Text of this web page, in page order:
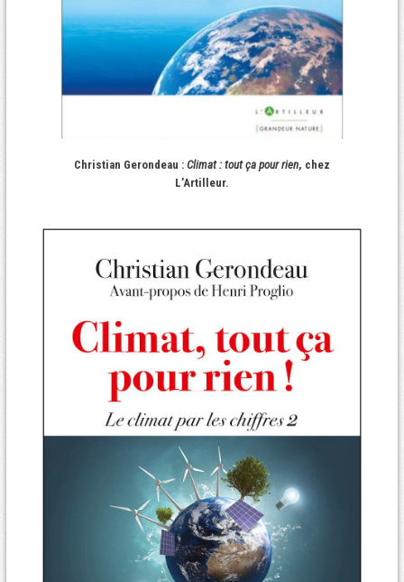
Christian Gerondeau : Climat : tout ça pour rien, chez
L’Artilleur.